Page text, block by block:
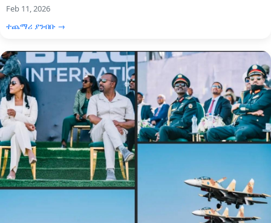
Feb 11, 2026
ተጨማሪ ያንብቡ →